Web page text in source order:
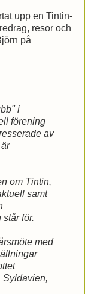
upp en Tintin-
resor och
på
i
förening
av
om Tintin,
samt
för.
med
Syldavien,